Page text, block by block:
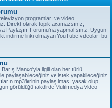
programları ve video
Direkt olarak topik açamazsınız,
Paylaşım Forumu'na yapmalısınız. Uygun
indirme linki olmayan YouTube videoları bu
Manço'yla ilgili olan her türlü
paylaşabileceğiniz ve istek yapabileceğiniz
mp3'lerinin paylaşılması yasak olup,
görüldüğü takdirde Multimedya Video